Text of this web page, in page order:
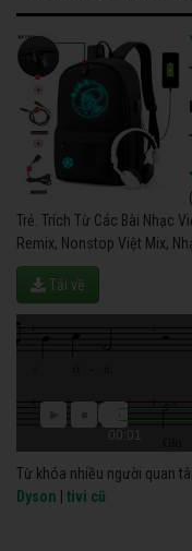
Trẻ. Trích Từ Các Bài Nhạc
Remix, Nonstop Việt Mix,
Tải về
00:01
Từ khóa nhiều người quan
Dyson
tivi cũ